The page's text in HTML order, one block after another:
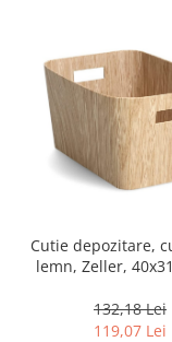
Cutie depozitare,
lemn, Zeller,
132,18 Lei
119,07 Lei